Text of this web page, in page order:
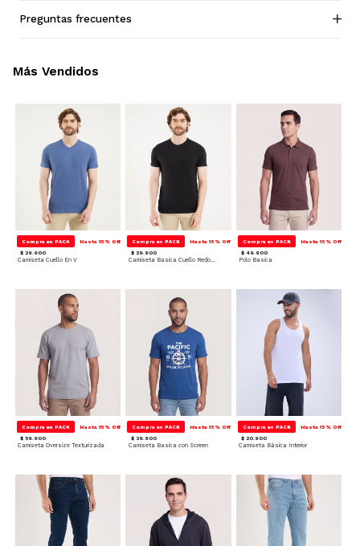
Preguntas frecuentes
Compra en PACK Hasta 15% Off
$ 29.900
Camiseta Cuello En V
Compra en PACK Hasta 15% Off
$ 29.900
Camiseta Basica Cuello Redondo
Compra en PACK Hasta 15% Off
$ 49.900
Polo Basica
Compra en PACK Hasta 15% Off
$ 59.900
Camiseta Oversize Texturizada
Compra en PACK Hasta 15% Off
$ 39.900
Camiseta Basica con Screen
Compra en PACK Hasta 15% Off
$ 20.900
Camiseta Básica Interior
Más Vendidos